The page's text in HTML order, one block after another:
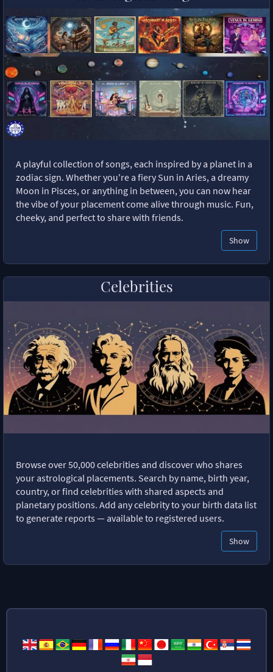
A playful collection of songs, each inspired by a planet in a
zodiac sign. Whether you're a fiery Sun in Aries, a dreamy
Moon in Pisces, or anything in between, you can now hear
the vibe of your placement come alive through music. Fun,
cheeky, and perfect to share with friends.
Show
Celebrities
Browse over 50,000 celebrities and discover who shares
your astrological placements. Search by name, birth year,
country, or find celebrities with shared aspects and
planetary positions. Add any celebrity to your birth data list
to generate reports — available to registered users.
Show